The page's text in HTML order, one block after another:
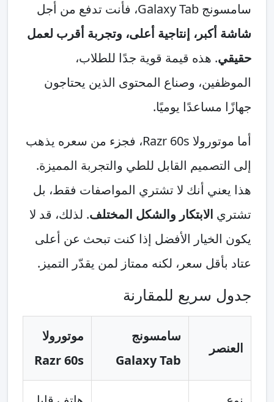
سامسونج Galaxy Tab، فأنت تدفع من أجل
شاشة أكبر، إنتاجية أعلى، وتجربة أقرب لعمل
حقيقي. هذه قيمة قوية جدًا للطلاب،
الموظفين، وصناع المحتوى الذين يحتاجون
جهازًا مساعدًا يوميًا.
أما موتورولا Razr 60s، فجزء من سعره يذهب
إلى التصميم القابل للطي والتجربة المميزة.
هذا يعني أنك لا تشتري المواصفات فقط، بل
تشتري الابتكار والشكل المختلف. لذلك، قد لا
يكون الخيار الأفضل إذا كنت تبحث عن أعلى
عتاد بأقل سعر، لكنه ممتاز لمن يقدّر التميز.
جدول سريع للمقارنة
العنصر
سامسونج
Galaxy Tab
موتورولا
Razr 60s